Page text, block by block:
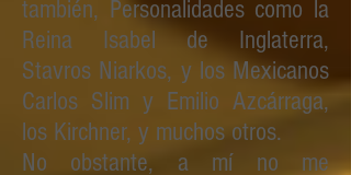
también, Personalidades como la
Reina Isabel de Inglaterra,
Stavros Niarkos, y los Mexicanos
Carlos Slim y Emilio Azcárraga,
los Kirchner, y muchos otros.
No obstante, a mí no me